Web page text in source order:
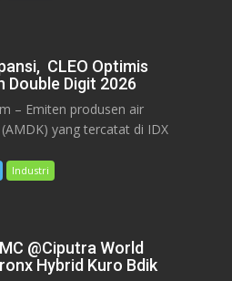
CLEO Optimis
Double Digit 2026
– Emiten produsen air
yang tercatat di IDX
Industri
@Ciputra World
Hybrid Kuro Bdik